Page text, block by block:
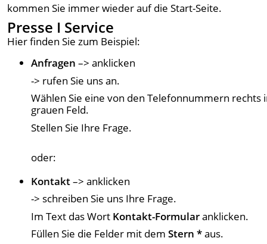
kommen Sie immer wieder auf die Start-Seite.
Presse I Service
Hier finden Sie zum Beispiel:
Anfragen –> anklicken
-> rufen Sie uns an.
Wählen Sie eine von den Telefonnummern rechts
grauen Feld.
Stellen Sie Ihre Frage.
oder:
Kontakt–> anklicken
-> schreiben Sie uns Ihre Frage.
Im Text das Wort Kontakt-Formularanklicken.
Füllen Sie die Felder mit demStern *aus.